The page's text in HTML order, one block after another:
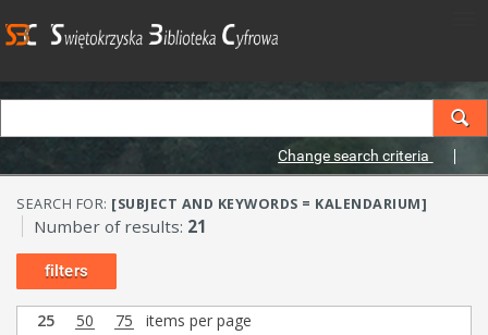
Change search criteria
SEARCH FOR: [SUBJECT AND KEYWORDS = KALENDARIUM]
Number of results: 21
filters
25 50 75
items per page